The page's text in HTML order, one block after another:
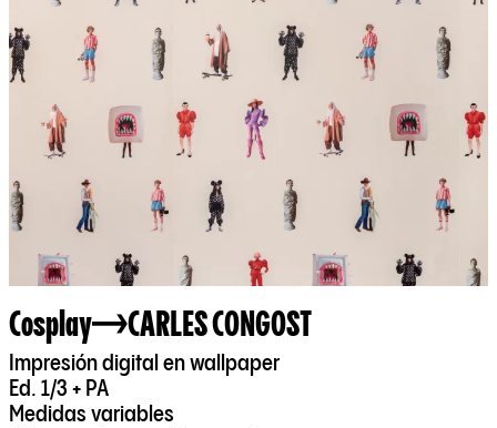
Cosplay CARLES CONGOST
Impresión digital en wallpaper
Ed. 1/3 + PA
Medidas variables